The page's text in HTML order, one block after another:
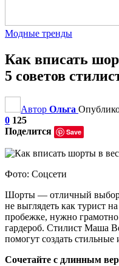
Модные тренды
Как вписать
5 советов
Автор Ольга
0 125
Поделится
Save
Фото: Соцсети
Шорты — отличный выбор
не выглядеть как турист
пробежке, нужно
гардероб. Стилист Маша
помогут создать
Сочетайте с длинным